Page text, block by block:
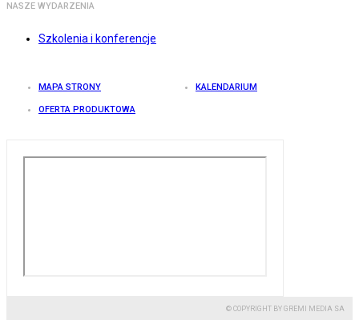
NASZE WYDARZENIA
Szkolenia i konferencje
MAPA STRONY KALENDARIUM
OFERTA PRODUKTOWA
© COPYRIGHT BY GREMI MEDIA SA